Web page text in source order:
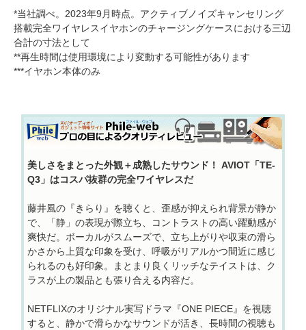
*当社調べ。2023年9月時点。アクティブノイズキャンセリング
搭載完全ワイヤレスイヤホンのチャージングケースにおける三辺
合計の寸法として
**再生時間は使用環境により変動する可能性があります
***イヤホン本体のみ
美しさをまとった外観＋成熟したサウンド！ AVIOT「TE-
Q3」はコスパ抜群の完全ワイヤレスだ
藤井風の『きらり』を聴くと、歪感が抑えられ背景が静か
で、「静」の表現が際立ち、コントラストの高い躍動感が
爽快だ。ボーカルがスムーズで、立ち上がりや収束の滑ら
かさから上質な印象を受け、呼吸がリアルかつ間近に感じ
られるのも好印象。まとまり良くリッチなテイストは、ク
ラスが上の製品とも張り合える内容だ。
NETFLIXのオリジナル実写ドラマ『ONE PIECE』を視聴
すると、静かで滑らかなサウンドが活き、長時間の視聴も